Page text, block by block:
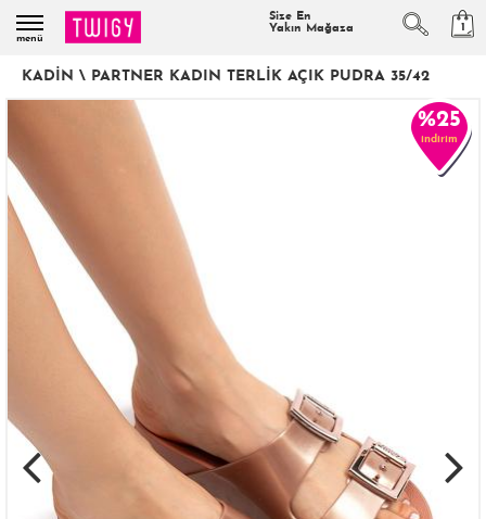
menü
Size En
Yakın Mağaza
1
KADIN \ PARTNER KADIN TERLIK AÇIK PUDRA 35/42
%25
indirim